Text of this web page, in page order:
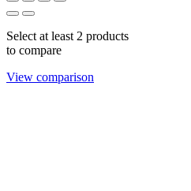
Select at least 2 products
to compare
View comparison